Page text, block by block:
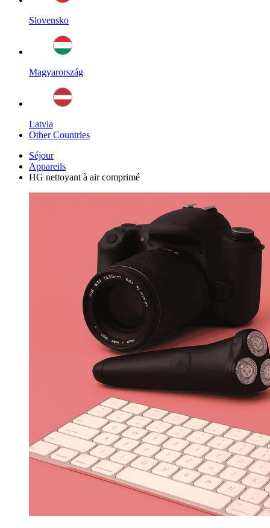
Slovensko
Magyarország
Latvia
Other Countries
Séjour
Appareils
HG nettoyant à air comprimé